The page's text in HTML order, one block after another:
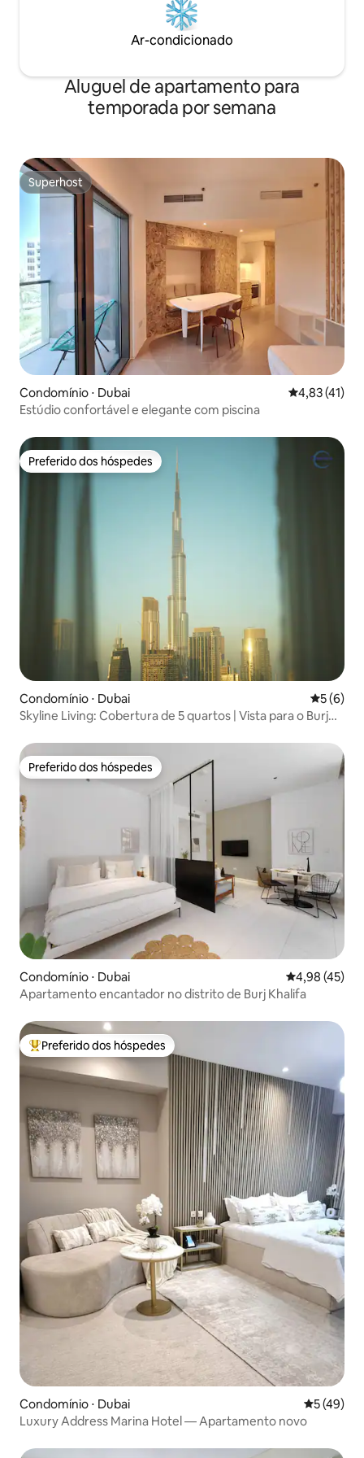
Ar-condicionado
Aluguel de apartamento para
temporada por semana
Superhost
Superhost
Condomínio ⋅ Dubai 4,83 de uma
4,83 (41)
Estúdio confortável e elegante com piscina
Preferido dos hóspedes
Preferido dos hóspedes
Condomínio ⋅ Dubai 5 de
5 (6)
Skyline Living: Cobertura de 5 quartos | Vista para o Burj
Preferido dos hóspedes
Preferido dos hóspedes
Condomínio ⋅ Dubai 4,98 de uma
4,98 (45)
Apartamento encantador no distrito de Burj Khalifa
Entre os melhores preferidos dos hóspedes
Preferido dos hóspedes
Condomínio ⋅ Dubai 5 de uma
5 (49)
Luxury Address Marina Hotel — Apartamento novo